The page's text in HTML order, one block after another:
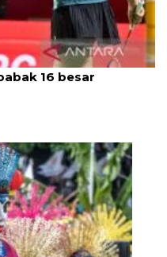
16 besar